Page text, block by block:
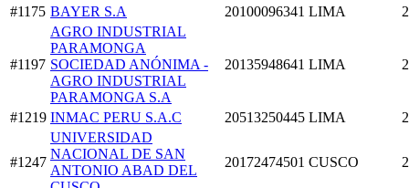
#1175 BAYER S.A 20100096341 LIMA
#1197
AGRO INDUSTRIAL
PARAMONGA
SOCIEDAD ANÓNIMA -
AGRO INDUSTRIAL
PARAMONGA S.A
20135948641 LIMA
#1219 INMAC PERU S.A.C 20513250445 LIMA
#1247
UNIVERSIDAD
NACIONAL DE SAN
ANTONIO ABAD DEL
20172474501 CUSCO